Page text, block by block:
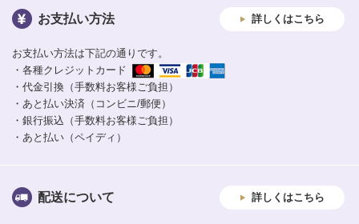
お支払い方法 詳しくはこちら
お支払い方法は下記の通りです。
・各種クレジットカード
・代金引換（手数料お客様ご負担）
・あと払い決済（コンビニ/郵便）
・銀行振込（手数料お客様ご負担）
・あと払い（ペイディ）
配送について 詳しくはこちら